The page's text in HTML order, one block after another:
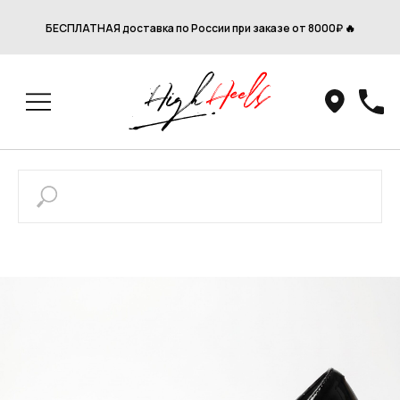
БЕСПЛАТНАЯ доставка по России при заказе от 8000₽ 🔥